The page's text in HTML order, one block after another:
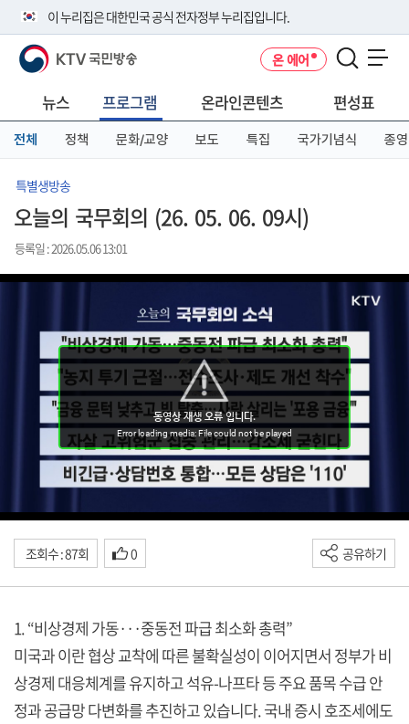
이 누리집은 대한민국 공식 전자정부 누리집입니다.
공식 누리집 주소 확인하기
니다.
이밖에 or.kr 또는 .kr등 다른 도메인 주소를 사용하고 있다면 아래 URL에
서 도메인 주소를 확인해 보세요
KTV 국민방송 온 에어
뉴스 프로그램 온라인콘텐츠 편성표
전체 정책 문화/교양 보도 특집 국가기념식 종영
특별생방송
오늘의 국무회의 (26. 05. 06. 09시)
등록일 : 2026.05.06 13:01
조회수 : 87회 0 공유하기
1. “비상경제 가동···중동전 파급 최소화 총력”
미국과 이란 협상 교착에 따른 불확실성이 이어지면서 정부가 비
상경제 대응체계를 유지하고 석유-나프타 등 주요 품목 수급 안
정과 공급망 다변화를 추진하고 있습니다. 국내 증시 호조세에도